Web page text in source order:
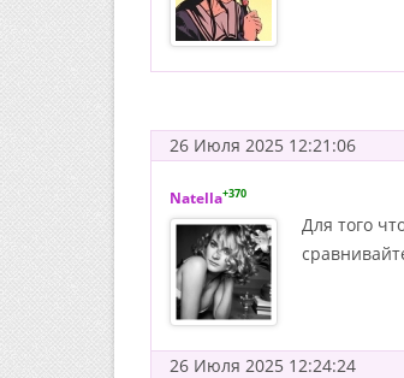
26 Июля 2025 12:21:06
Natella+370
Для того
26 Июля 2025 12:24:24